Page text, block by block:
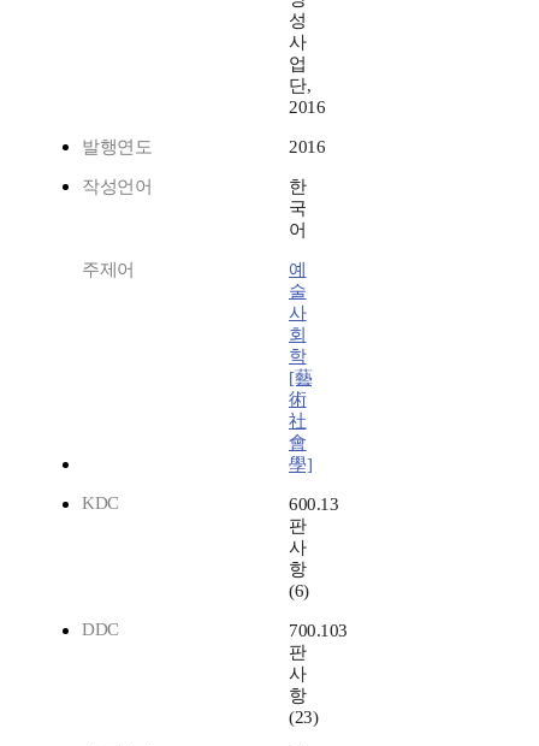
성
사
업
단,
2016
발행연도 2016
작성언어
한
국
어
주제어
예
술
사
회
학
[藝
術
社
會
學]
KDC
600.13
판
사
항
(6)
DDC
700.103
판
사
항
(23)